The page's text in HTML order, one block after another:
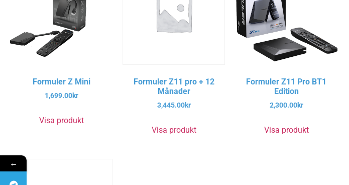
Formuler Z Mini
1,699.00kr
Visa produkt
Formuler Z11 pro + 12
Månader
3,445.00kr
Visa produkt
Formuler Z11 Pro BT1
Edition
2,300.00kr
Visa produkt
←